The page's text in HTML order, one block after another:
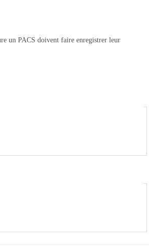
un PACS doivent faire enregistrer leur